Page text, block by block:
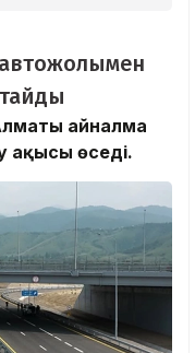
айналма
ақысы өседі.